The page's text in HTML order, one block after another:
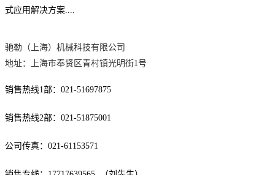
式应用解决方案....
驰勒（上海）机械科技有限公司
地址：上海市奉贤区青村镇光明街1号
销售热线1部：021-51697875
销售热线2部：021-51875001
公司传真：021-61153571